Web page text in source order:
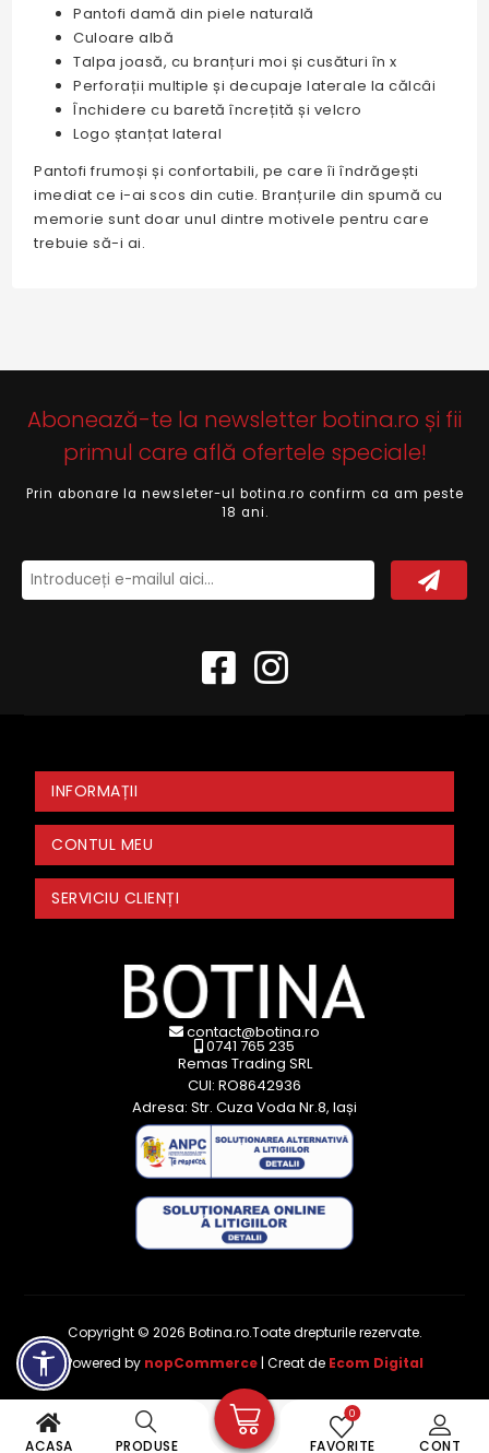
ACASA PRODUSE CONT
FAVORITE
0
Pantofi damă din piele naturală
Culoare albă
Talpa joasă, cu branțuri moi și cusături în x
Perforații multiple și decupaje laterale la călcâi
Închidere cu baretă încrețită și velcro
Logo ștanțat lateral
Pantofi frumoși și confortabili, pe care îi îndrăgești
imediat ce i-ai scos din cutie. Branțurile din spumă cu
memorie sunt doar unul dintre motivele pentru care
trebuie să-i ai.
Abonează-te la newsletter botina.ro și fii
primul care află ofertele speciale!
Prin abonare la newsleter-ul botina.ro confirm ca am peste
18 ani.
INFORMAȚII
CONTUL MEU
SERVICIU CLIENȚI
contact@botina.ro
0741 765 235
Remas Trading SRL
CUI: RO8642936
Adresa: Str. Cuza Voda Nr.8, Iași
Copyright © 2026 Botina.ro.Toate drepturile rezervate.
Powered by nopCommerce | Creat de Ecom Digital